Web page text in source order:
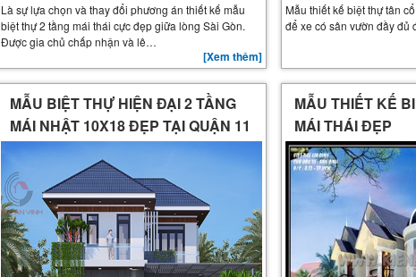
Là sự lựa chọn và thay đổi phương án thiết kế mẫu
biệt thự 2 tầng mái thái cực đẹp giữa lòng Sài Gòn.
Được gia chủ chấp nhận và lê…
[Xem thêm]
Mẫu thiết kế biệt thự tân
để xe có sân vườn đầy đủ
MẪU BIỆT THỰ HIỆN ĐẠI 2 TẦNG
MÁI NHẬT 10X18 ĐẸP TẠI QUẬN 11
MẪU THIẾT KẾ
MÁI THÁI ĐẸP